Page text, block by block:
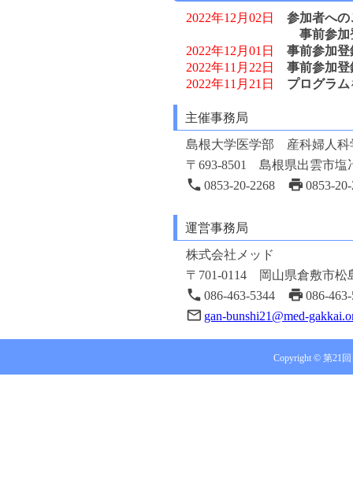
2022年12月02日
参加者への
事前参加
2022年12月01日
事前参加登
2022年11月22日
事前参加登
2022年11月21日
プログラム
2022年10月03日
2022年05月09日
会期を再
2022年04月01日
会期を延期
演題募集
2022年03月23日
演題募集
2022年03月02日
2022年02月16日
主催事務局
島根大学医学部 産科婦人科
〒693-8501 島根県出雲市塩
phone 0853-20-2268 print 0853-
運営事務局
株式会社メッド
〒701-0114 岡山県倉敷市松
phone 086-463-5344 print 086-
mail_outline gan-bunshi21@med-
Copyright © 第21